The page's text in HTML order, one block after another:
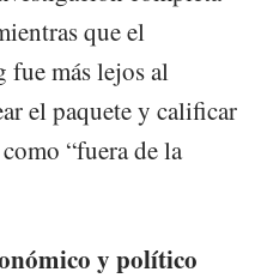
que el
más lejos al
el paquete y calificar
“fuera de la
y político